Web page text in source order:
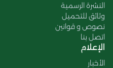
النشرة الرسمية
وثائق للتحميل
نصوص و قوانين
اتصل بنا
الإعلام
الأخبار